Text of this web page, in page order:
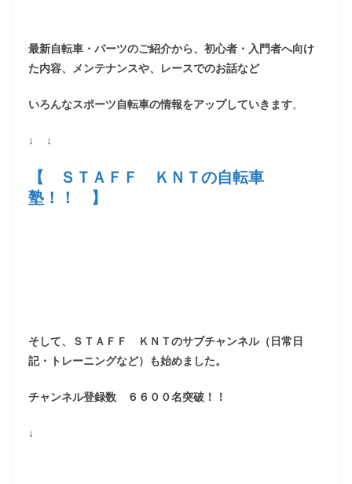
最新自転車・パーツのご紹介から、初心者・入門者へ向け
た内容、メンテナンスや、レースでのお話など
いろんなスポーツ自転車の情報をアップしていきます。
↓ ↓
【 ＳＴＡＦＦ ＫＮＴの自転車
塾！！ 】
そして、ＳＴＡＦＦ ＫＮＴのサブチャンネル（日常日
記・トレーニングなど）も始めました。
チャンネル登録数 ６６００名突破！！
↓